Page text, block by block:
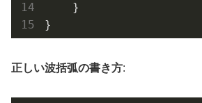
    }
正しい波括弧の書き方: